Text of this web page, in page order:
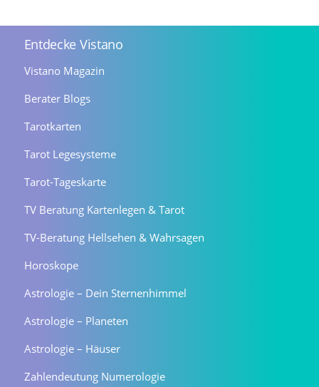
Entdecke Vistano
Vistano Magazin
Berater Blogs
Tarotkarten
Tarot Legesysteme
Tarot-Tageskarte
TV Beratung Kartenlegen & Tarot
TV-Beratung Hellsehen & Wahrsagen
Horoskope
Astrologie – Dein Sternenhimmel
Astrologie – Planeten
Astrologie – Häuser
Zahlendeutung Numerologie